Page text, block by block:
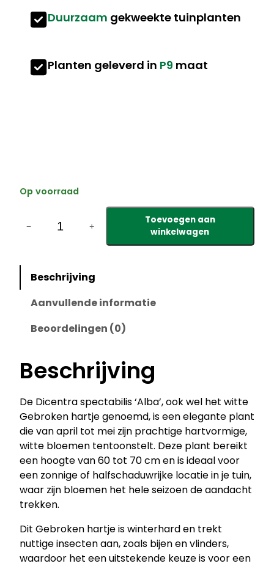
Duurzaam gekweekte tuinplanten
Planten geleverd in P9 maat
Op voorraad
t
e
c
a
b
i
l
i
s
'
A
b
a
− +
Toevoegen aan
winkelwagen
Beschrijving
Aanvullende informatie
Beoordelingen (0)
Beschrijving
De Dicentra spectabilis ‘Alba’, ook wel het witte
Gebroken hartje genoemd, is een elegante plant
die van april tot mei zijn prachtige hartvormige,
witte bloemen tentoonstelt. Deze plant bereikt
een hoogte van 60 tot 70 cm en is ideaal voor
een zonnige of halfschaduwrijke locatie in je tuin,
waar zijn bloemen het hele seizoen de aandacht
trekken.
Dit Gebroken hartje is winterhard en trekt
nuttige insecten aan, zoals bijen en vlinders,
waardoor het een uitstekende keuze is voor een